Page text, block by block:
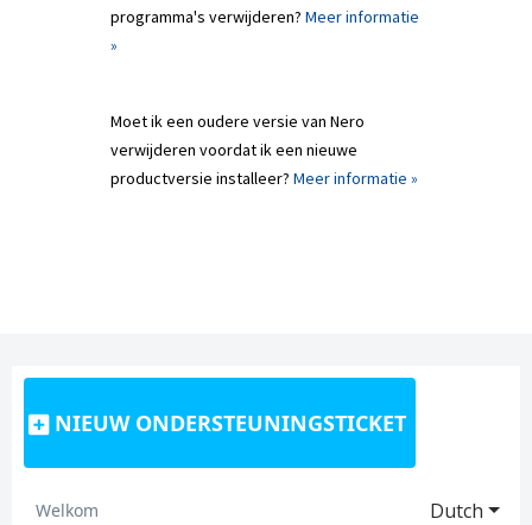
programma's verwijderen? Meer informatie
»
Moet ik een oudere versie van Nero
verwijderen voordat ik een nieuwe
productversie installeer? Meer informatie »
NIEUW ONDERSTEUNINGSTICKET
Dutch
Welkom